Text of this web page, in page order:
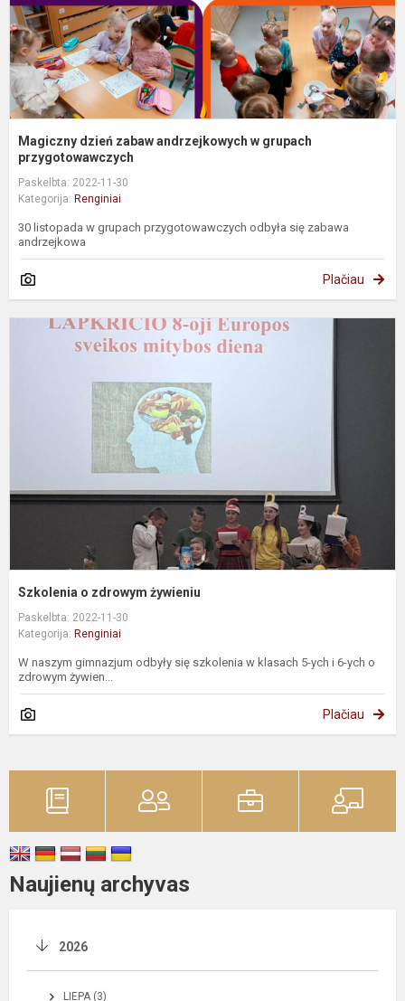
Magiczny dzień zabaw andrzejkowych w grupach
przygotowawczych
Paskelbta: 2022-11-30
Kategorija: Renginiai
30 listopada w grupach przygotowawczych odbyła się zabawa
andrzejkowa
Plačiau
Szkolenia o zdrowym żywieniu
Paskelbta: 2022-11-30
Kategorija: Renginiai
W naszym gimnazjum odbyły się szkolenia w klasach 5-ych i 6-ych o
zdrowym żywien...
Plačiau
Naujienų archyvas
2026
LIEPA (3)